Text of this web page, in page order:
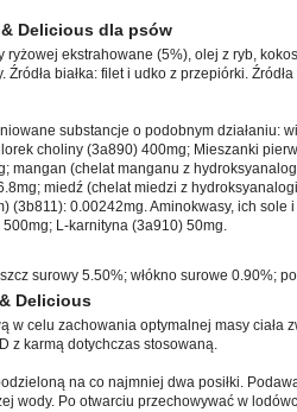
& Delicious dla psów
ekstrahowane (5%), olej z ryb,
Źródła białka: filet i udko z przepiórki.
substancje o podobnym działaniu:
choliny (3a890) 400mg; Mieszanki
mangan (chelat manganu z
miedź (chelat miedzi z
(3b811): 0.00242mg. Aminokwasy, ich sole
L-karnityna (3a910) 50mg.
surowy 5.50%; włókno surowe 0.90%;
Delicious
w celu zachowania optymalnej masy ciała
z karmą dotychczas stosowaną.
na co najmniej dwa posiłki.
wody. Po otwarciu przechowywać w